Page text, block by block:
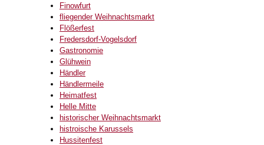
Finowfurt
fliegender Weihnachtsmarkt
Flößerfest
Fredersdorf-Vogelsdorf
Gastronomie
Glühwein
Händler
Händlermeile
Heimatfest
Helle Mitte
historischer Weihnachtsmarkt
histroische Karussels
Hussitenfest